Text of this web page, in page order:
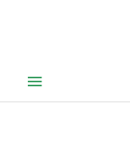
Hovedmeny